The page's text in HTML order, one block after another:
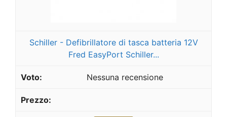
Schiller - Defibrillatore di tasca batteria 12V
Fred EasyPort Schiller...
Nessuna recensione